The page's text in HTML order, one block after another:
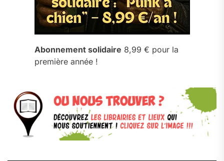
Abonnement solidaire 8,99 € pour la
première année !